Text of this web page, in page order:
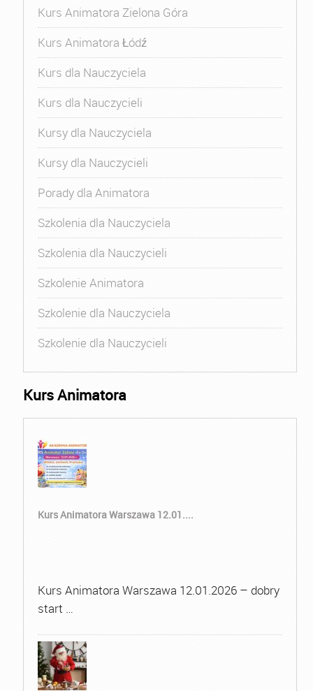
Kurs Animatora Zielona Góra
Kurs Animatora Łódź
Kurs dla Nauczyciela
Kurs dla Nauczycieli
Kursy dla Nauczyciela
Kursy dla Nauczycieli
Porady dla Animatora
Szkolenia dla Nauczyciela
Szkolenia dla Nauczycieli
Szkolenie Animatora
Szkolenie dla Nauczyciela
Szkolenie dla Nauczycieli
Kurs Animatora
Kurs Animatora Warszawa 12.01....
Kurs Animatora Warszawa 12.01.2026 – dobry
start …